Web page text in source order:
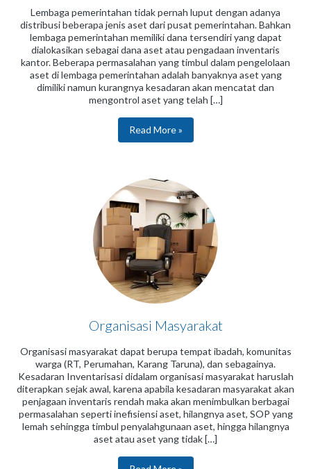
Lembaga pemerintahan tidak pernah luput dengan adanya
distribusi beberapa jenis aset dari pusat pemerintahan. Bahkan
lembaga pemerintahan memiliki dana tersendiri yang dapat
dialokasikan sebagai dana aset atau pengadaan inventaris
kantor. Beberapa permasalahan yang timbul dalam pengelolaan
aset di lembaga pemerintahan adalah banyaknya aset yang
dimiliki namun kurangnya kesadaran akan mencatat dan
mengontrol aset yang telah […]
Read More »
Organisasi Masyarakat
Organisasi masyarakat dapat berupa tempat ibadah, komunitas
warga (RT, Perumahan, Karang Taruna), dan sebagainya.
Kesadaran Inventarisasi didalam organisasi masyarakat haruslah
diterapkan sejak awal, karena apabila kesadaran masyarakat akan
penjagaan inventaris rendah maka akan menimbulkan berbagai
permasalahan seperti inefisiensi aset, hilangnya aset, SOP yang
lemah sehingga timbul penyalahgunaan aset, hingga hilangnya
aset atau aset yang tidak […]